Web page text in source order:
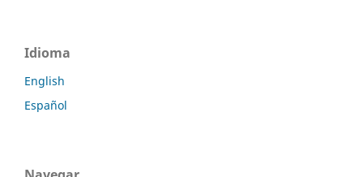
Idioma
English
Español